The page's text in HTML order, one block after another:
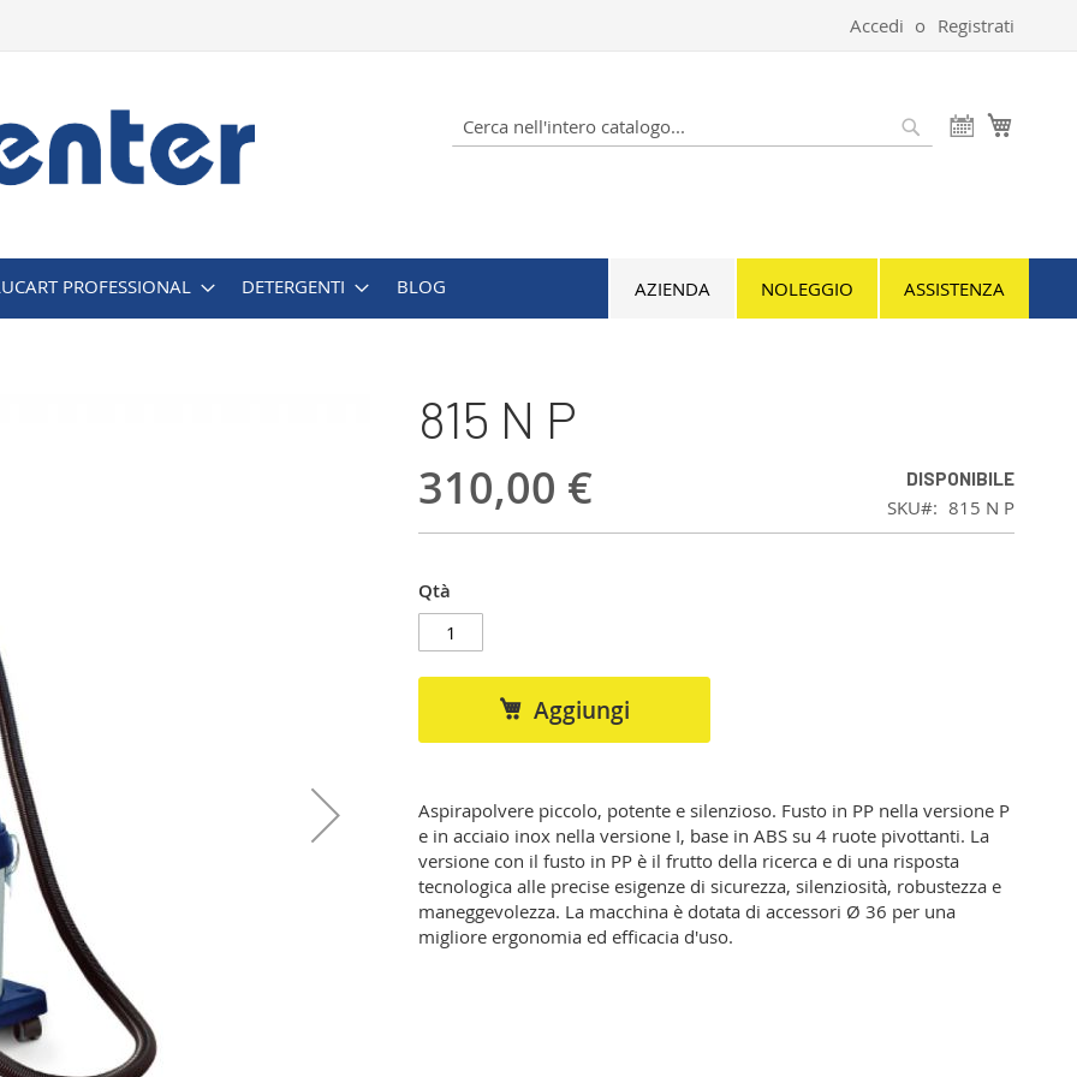
Accedi Registrati
Cerca
PROFESSIONAL DETERGENTI BLOG ASSISTENZA
NOLEGGIO
AZIENDA
815 N P
310,00 € DISPONIBILE
SKU 815 N P
Qtà
Aggiungi
Aspirapolvere piccolo, potente e silenzioso. Fusto in PP nella versione P
e in acciaio inox nella versione I, base in ABS su 4 ruote pivottanti. La
versione con il fusto in PP è il frutto della ricerca e di una risposta
tecnologica alle precise esigenze di sicurezza, silenziosità, robustezza e
maneggevolezza. La macchina è dotata di accessori Ø 36 per una
migliore ergonomia ed efficacia d'uso.